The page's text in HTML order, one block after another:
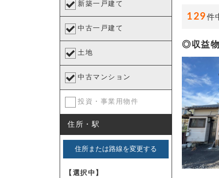
新築一戸建て
中古一戸建て
土地
中古マンション
投資・事業用物件
住所・駅
住所または路線を変更する
【選択中】
129件
◎収益